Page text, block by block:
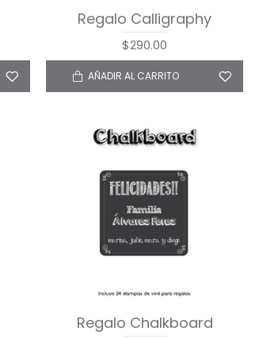
Regalo Calligraphy
$290.00
AÑADIR AL CARRITO
Regalo Chalkboard